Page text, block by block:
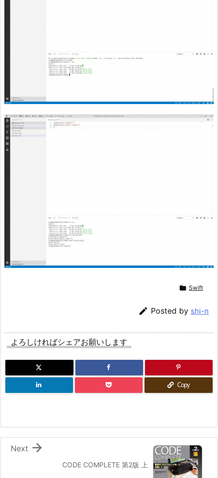
 Swift
 Posted by shi-n
よろしければシェアお願いします
Copy
CODE COMPLETE 第2版 上

Next